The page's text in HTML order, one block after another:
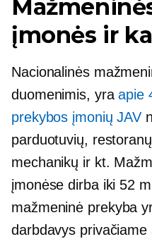
įmonės ir
Nacionalinės
duomenimis, yraapie
prekybos įmonių JAV
parduotuvių,
mechanikų ir kt.
įmonėse dirba iki 52
mažmeninė prekyba
darbdavys privačiame